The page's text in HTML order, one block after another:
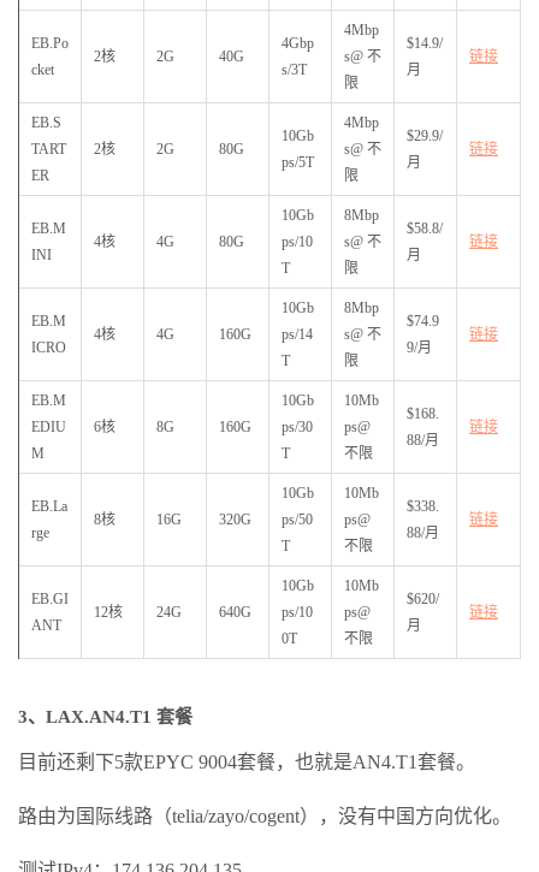
EB.Po
cket
2核 2G 40G
4Gbp
s/3T
4Mbp
s@不
限
$14.9/
月
链接
EB.S
TART
ER
2核 2G 80G
10Gb
ps/5T
4Mbp
s@不
限
$29.9/
月
链接
EB.M
INI
4核 4G 80G
10Gb
ps/10
T
8Mbp
s@不
限
$58.8/
月
链接
EB.M
ICRO
4核 4G 160G
10Gb
ps/14
T
8Mbp
s@不
限
$74.9
9/月
链接
EB.M
EDIU
M
6核 8G 160G
10Gb
ps/30
T
10Mb
ps@
不限
$168.
88/月
链接
EB.La
rge
8核 16G 320G
10Gb
ps/50
T
10Mb
ps@
不限
$338.
88/月
链接
EB.GI
ANT
12核 24G 640G
10Gb
ps/10
0T
10Mb
ps@
不限
$620/
月
链接
3、LAX.AN4.T1 套餐
目前还剩下5款EPYC 9004套餐，也就是AN4.T1套餐。
路由为国际线路（telia/zayo/cogent），没有中国方向优化。